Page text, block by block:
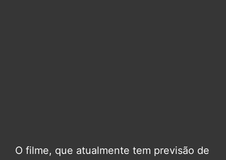
O filme, que atualmente tem previsão de